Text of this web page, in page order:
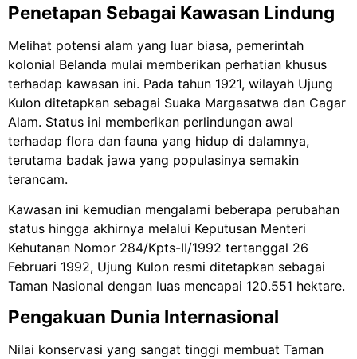
Penetapan Sebagai Kawasan Lindung
Melihat potensi alam yang luar biasa, pemerintah
kolonial Belanda mulai memberikan perhatian khusus
terhadap kawasan ini. Pada tahun 1921, wilayah Ujung
Kulon ditetapkan sebagai Suaka Margasatwa dan Cagar
Alam. Status ini memberikan perlindungan awal
terhadap flora dan fauna yang hidup di dalamnya,
terutama badak jawa yang populasinya semakin
terancam.
Kawasan ini kemudian mengalami beberapa perubahan
status hingga akhirnya melalui Keputusan Menteri
Kehutanan Nomor 284/Kpts-II/1992 tertanggal 26
Februari 1992, Ujung Kulon resmi ditetapkan sebagai
Taman Nasional dengan luas mencapai 120.551 hektare.
Pengakuan Dunia Internasional
Nilai konservasi yang sangat tinggi membuat Taman